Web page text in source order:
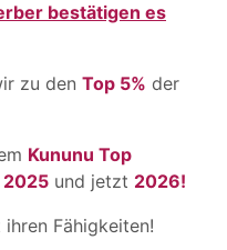
bestätigen es
zu den Top 5% der
Kununu Top
2025 und jetzt 2026!
Fähigkeiten!